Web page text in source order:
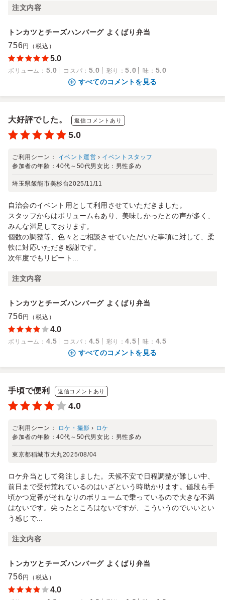
注文内容
トンカツとチーズハンバーグ よくばり弁当
756円（税込）
5.0
ボリューム ： 5.0 コスパ ： 5.0 彩り ：5.0 味 ： 5.0
すべてのコメントを見る
大好評でした。 返信コメントあり
5.0
ご利用シーン： イベント運営 › イベントスタッフ
参加者の年齢：40代～50代男女比： 男性多め
埼玉県飯能市美杉台2025/11/11
自治会のイベント用として利用させていただきました。
スタッフからはボリュームもあり、美味しかったとの声が多く、
みんな満足しております。
個数の調整等、色々とご相談させていただいた事項に対して、柔
軟に対応いただき感謝です。
次年度でもリピート...
注文内容
トンカツとチーズハンバーグ よくばり弁当
756円（税込）
4.0
ボリューム ： 4.5 コスパ ： 4.5 彩り ：4.5 味 ： 4.5
すべてのコメントを見る
手頃で便利 返信コメントあり
4.0
ご利用シーン： ロケ・撮影 › ロケ
参加者の年齢：40代～50代男女比： 男性多め
東京都稲城市大丸2025/08/04
ロケ弁当として発注しました。天候不安で日程調整が難しい中、
前日まで受付荒れているのはいざという時助かります。値段も手
頃かつ定番がそれなりのボリュームで乗っているので大きな不満
はないです。尖ったところはないですが、こういうのでいいとい
う感じで...
注文内容
トンカツとチーズハンバーグ よくばり弁当
756円（税込）
4.0